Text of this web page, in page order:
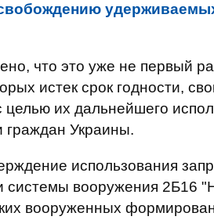
что это уже не первый
истек срок годности,
целью их дальнейшего
граждан Украины.
использования
системы вооружения 2Б16
вооруженных